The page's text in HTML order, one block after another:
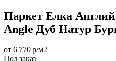
Паркет Елка
Angle Дуб Натур
от 6 770 р/м2
Под заказ